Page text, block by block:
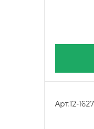
Арт.12-1627